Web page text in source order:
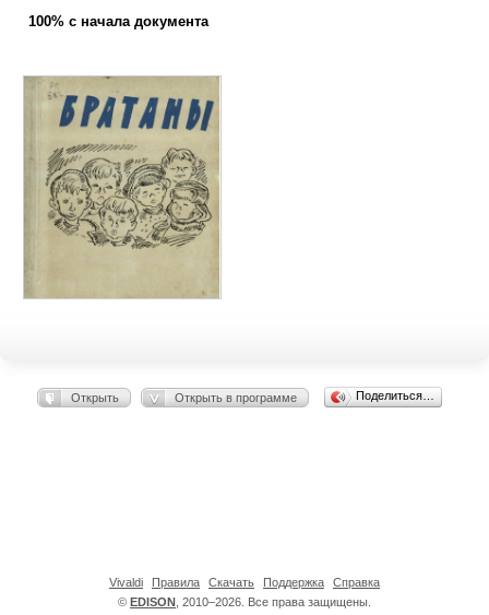
100% с начала документа
Открыть Открыть в программе Поделиться…
© EDISON , 2010–2026. Все права защищены.
Vivaldi Правила Скачать Поддержка Справка